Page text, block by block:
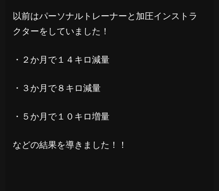
以前はパーソナルトレーナーと加圧インストラ
クターをしていました！
・２か月で１４キロ減量
・３か月で８キロ減量
・５か月で１０キロ増量
などの結果を導きました！！